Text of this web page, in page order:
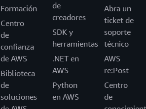
Formación
Centro
de
confianza
de AWS
Biblioteca
de
soluciones
de
creadores
SDK y
herramientas
.NET en
AWS
Python
en AWS
Abra un
ticket de
soporte
técnico
AWS
re:Post
Centro
de